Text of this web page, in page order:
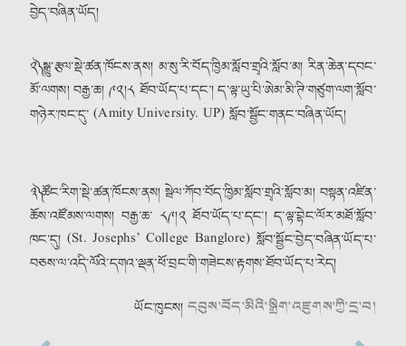
བྱེད་བཞིན་ཡོད།
༢༽ སྒྱུ་རྩལ་སྡེ་ཚན་ཁོངས་ནས། མ་སུ་རི་བོད་ཁྱིམ་སློབ་གྲྭའི་སློབ་མ། རིན་ཆེན་དབང་
མོ་ལགས། བརྒྱ་ཆ། ༩༢།༨ ཐོབ་ཡོད་པ་དང་། ད་ལྟ་ཡུ་པི་ཨེམ་མི་ཊི་གཙུག་ལག་སློབ་
གཉེར་ཁང་དུ་ (Amity University. UP) སློབ་སྦྱོང་གནང་བཞིན་ཡོད།
༣༽ ཚོང་རིག་སྡེ་ཚན་ཁོངས་ནས། སྦེལ་ཀོབ་བོད་ཁྱིམ་སློབ་གྲྭའི་སློབ་མ། བསྟན་འཛིན་
ཆོས་འཛོམས་ལགས། བརྒྱ་ཆ་ ༨༩།༢ ཐོབ་ཡོད་པ་དང་། ད་ལྟ་བྷེང་ལོར་མཐོ་སློབ་
ཁང་དུ། (St. Josephs’ College Banglore) སློབ་སྦྱོང་བྱེད་བཞིན་ཡོད་པ་
བཅས་ལ་འདི་ལོའི་དགའ་ལྡན་ཕོ་བྲང་གི་གཟེངས་རྟགས་ཐོབ་ཡོད་པ་རེད།
ཡོང་ཁུངས། དབུས་བོད་མིའི་སྒྲིག་འཛུགས་ཀྱི་དྲ་བ།